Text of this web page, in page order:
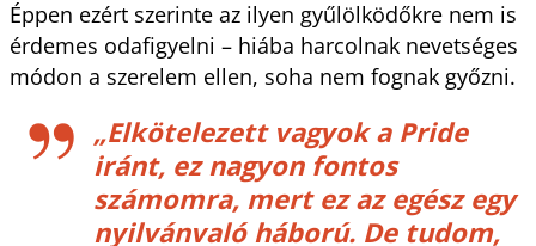
Éppen ezért szerinte az ilyen gyűlölködőkre nem is
érdemes odafigyelni – hiába harcolnak nevetséges
módon a szerelem ellen, soha nem fognak győzni.
„Elkötelezett vagyok a Pride
iránt, ez nagyon fontos
számomra, mert ez az egész egy
nyilvánvaló háború. De tudom,